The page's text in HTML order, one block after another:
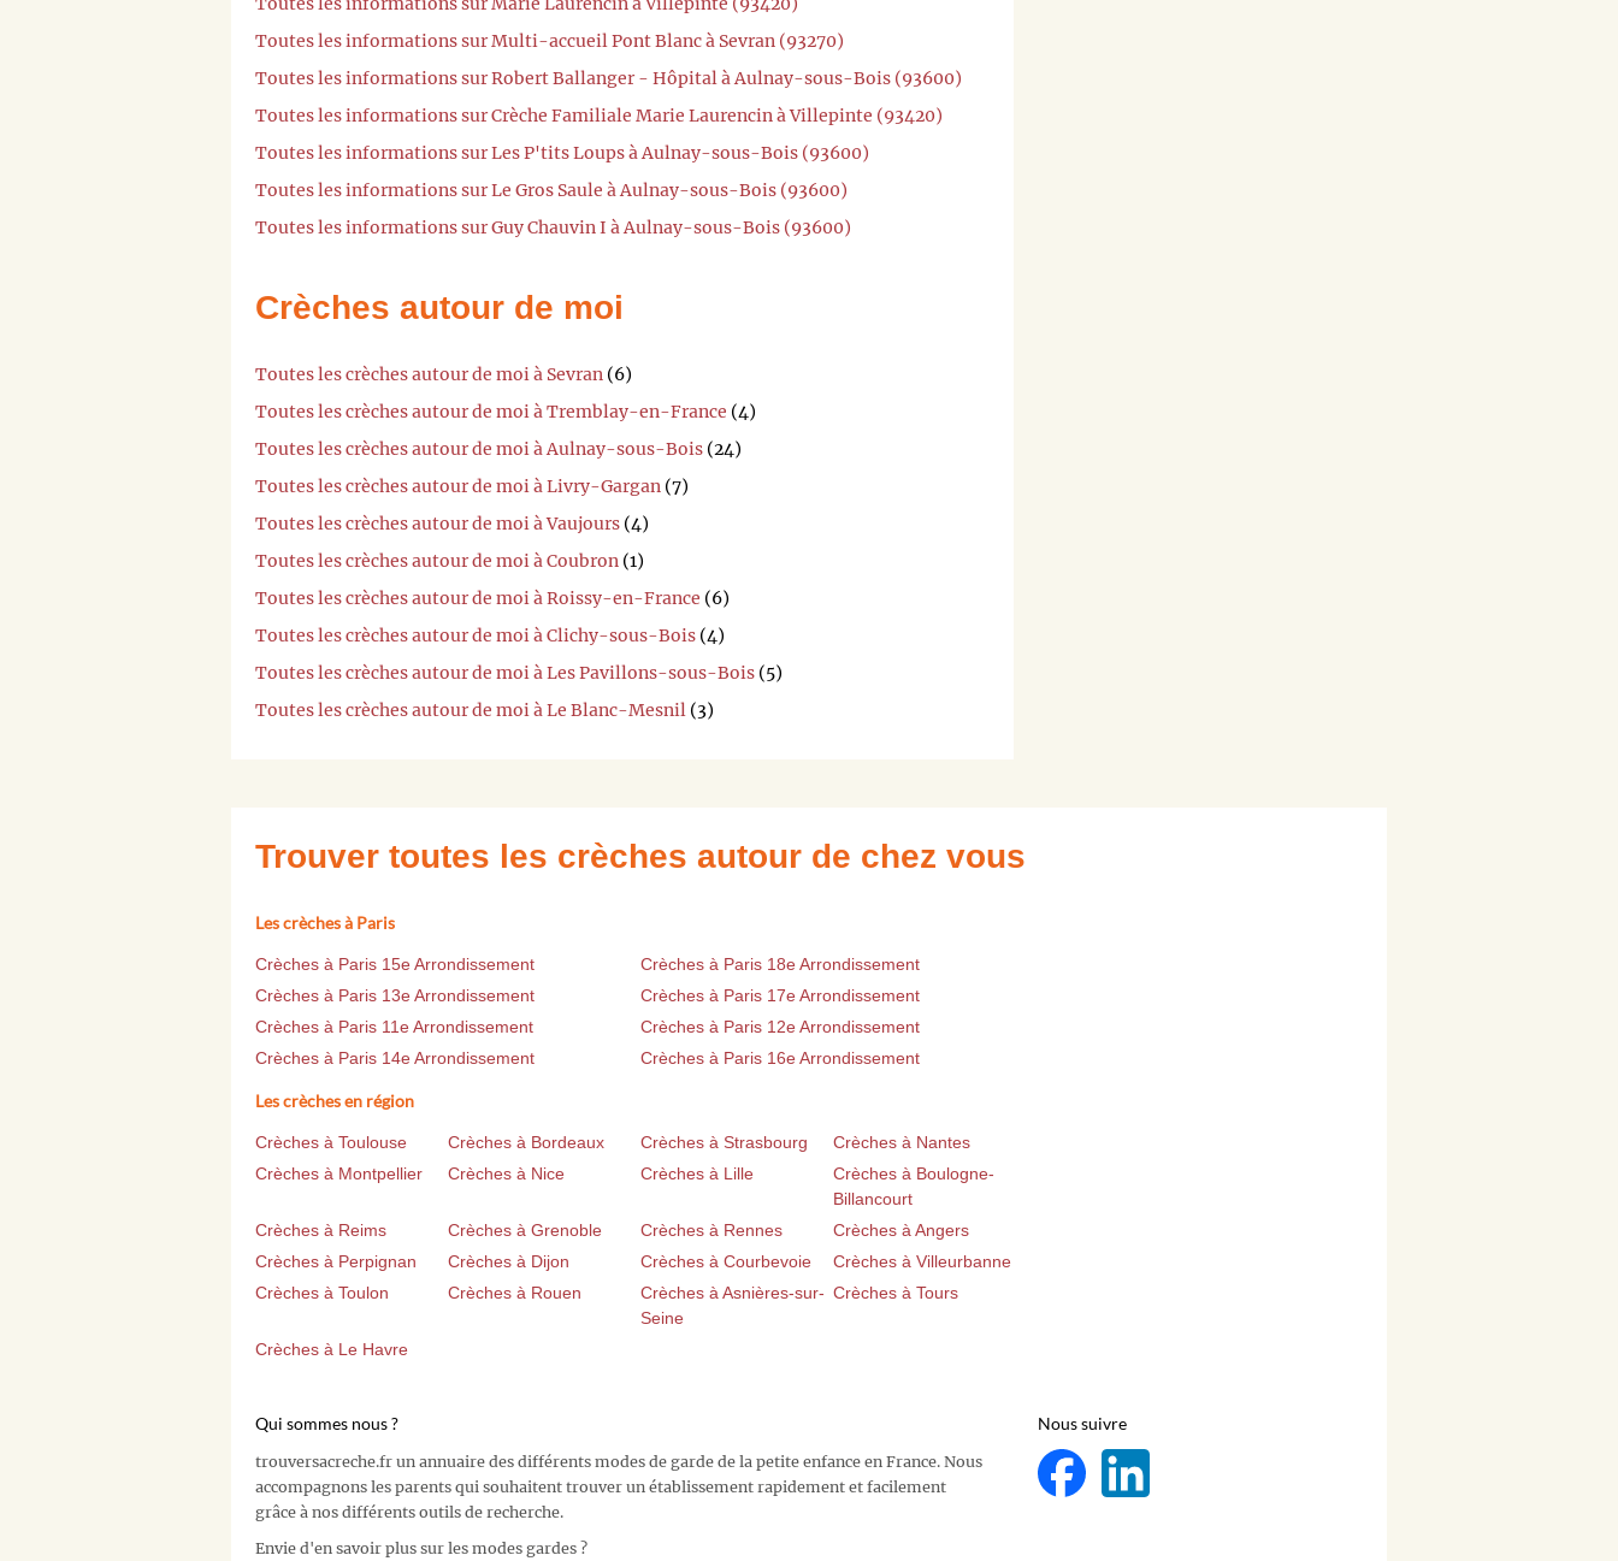
Toutes les informations sur Multi-accueil Pont Blanc à Sevran (93270)
Toutes les informations sur Robert Ballanger - Hôpital à Aulnay-sous-Bois (93600)
Toutes les informations sur Crèche Familiale Marie Laurencin à Villepinte (93420)
Toutes les informations sur Les P'tits Loups à Aulnay-sous-Bois (93600)
Toutes les informations sur Le Gros Saule à Aulnay-sous-Bois (93600)
Toutes les informations sur Guy Chauvin I à Aulnay-sous-Bois (93600)
Crèches autour de moi
Toutes les crèches autour de moi à Sevran (6)
Toutes les crèches autour de moi à Tremblay-en-France (4)
Toutes les crèches autour de moi à Aulnay-sous-Bois (24)
Toutes les crèches autour de moi à Livry-Gargan (7)
Toutes les crèches autour de moi à Vaujours (4)
Toutes les crèches autour de moi à Coubron (1)
Toutes les crèches autour de moi à Roissy-en-France (6)
Toutes les crèches autour de moi à Clichy-sous-Bois (4)
Toutes les crèches autour de moi à Les Pavillons-sous-Bois (5)
Toutes les crèches autour de moi à Le Blanc-Mesnil (3)
Trouver toutes les crèches autour de chez vous
Les crèches à Paris
Crèches à Paris 15e Arrondissement
Crèches à Paris 18e Arrondissement
Crèches à Paris 13e Arrondissement
Crèches à Paris 17e Arrondissement
Crèches à Paris 11e Arrondissement
Crèches à Paris 12e Arrondissement
Crèches à Paris 14e Arrondissement
Crèches à Paris 16e Arrondissement
Les crèches en région
Crèches à Toulouse Crèches à Bordeaux Crèches à Strasbourg
Crèches à Nantes
Crèches à Montpellier
Crèches à Nice Crèches à Lille
Crèches à Boulogne-
Billancourt
Crèches à Reims
Crèches à Grenoble Crèches à Rennes
Crèches à Angers
Crèches à Perpignan
Crèches à Dijon Crèches à Courbevoie
Crèches à Villeurbanne
Crèches à Toulon
Crèches à Rouen
Crèches à Asnières-sur-
Seine
Crèches à Tours
Crèches à Le Havre
Qui sommes nous ?
trouversacreche.fr un annuaire des différents modes de garde de la petite enfance en France. Nous
accompagnons les parents qui souhaitent trouver un établissement rapidement et facilement
grâce à nos différents outils de recherche.
Envie d'en savoir plus sur les modes gardes ?
Nous suivre